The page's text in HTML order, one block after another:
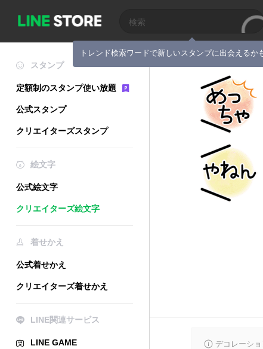
トレンド検索ワードで新しいスタンプに出会えるか
スタンプ
定額制のスタンプ使い放題
公式スタンプ
クリエイターズスタンプ
絵文字
公式絵文字
クリエイターズ絵文字
着せかえ
公式着せかえ
クリエイターズ着せかえ
LINE関連サービス
LINE GAME デコレーシ